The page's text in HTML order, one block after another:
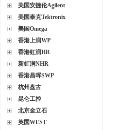
美国安捷伦Agilent
美国泰克Tektronix
美国Omega
香港上润WP
香港虹润HR
新虹润NHR
香港昌晖SWP
杭州盘古
昆仑工控
北京金立石
英国WEST